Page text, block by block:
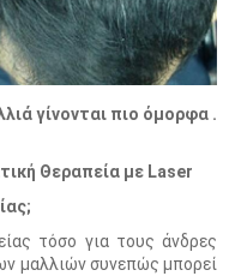
γίνονται πιο όμορφα .
Θεραπεία με Laser
τόσο για τους άνδρες
μαλλιών συνεπώς μπορεί